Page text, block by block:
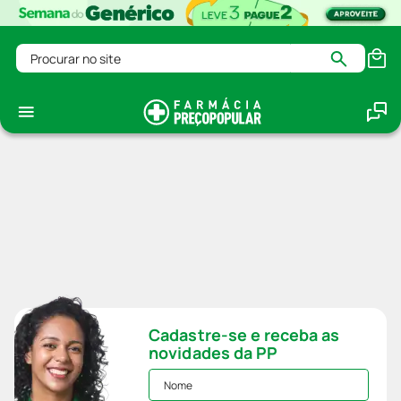
Procurar no site
Cadastre-se e receba as
novidades da PP